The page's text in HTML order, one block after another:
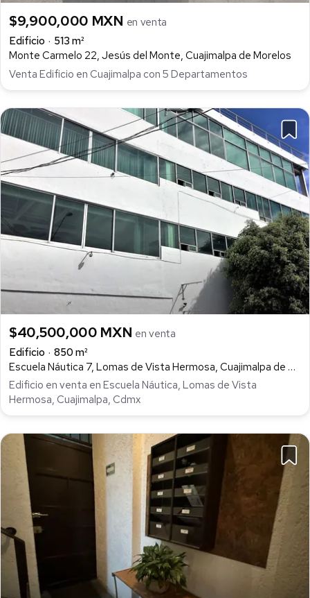
$9,900,000 MXN en venta
Edificio
513 m²
Monte Carmelo 22, Jesús del Monte, Cuajimalpa de Morelos
Venta Edificio en Cuajimalpa con 5 Departamentos
$40,500,000 MXN en venta
Edificio
850 m²
Escuela Náutica 7, Lomas de Vista Hermosa, Cuajimalpa de Morelos
Edificio en venta en Escuela Náutica, Lomas de Vista
Hermosa, Cuajimalpa, Cdmx